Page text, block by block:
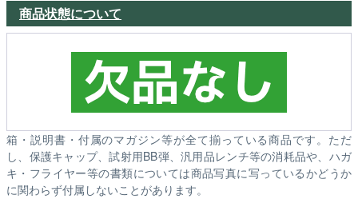
商品状態について
箱・説明書・付属のマガジン等が全て揃っている商品です。ただ
し、保護キャップ、試射用BB弾、汎用品レンチ等の消耗品や、ハガ
キ・フライヤー等の書類については商品写真に写っているかどうか
に関わらず付属しないことがあります。